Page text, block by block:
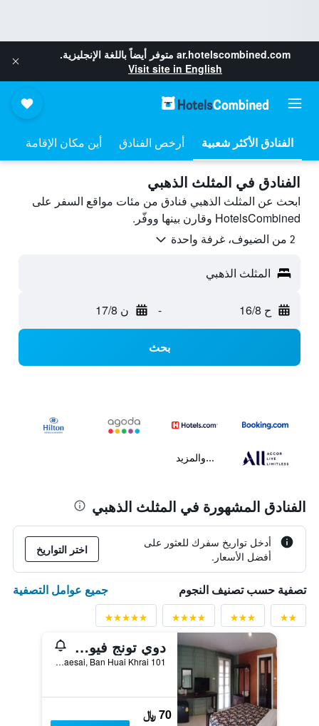
ar.hotelscombined.com متوفر أيضاً باللغة الإنجليزية.
Visit site in English
أرخص الفنادق أين مكان الإقامة
الفنادق في المثلث الذهبي
ابحث عن المثلث الذهبي فنادق من مئات مواقع السفر على
HotelsCombined وقارن بينها ووفّر.
2 من الضيوف، غرفة واحدة
المثلث الذهبي
ح 16/8 - ن 17/8
بحث
...والمزيد
الفنادق المشهورة في المثلث الذهبي
أدخل تواريخ سفرك للعثور على
أفضل الأسعار.
اختر التواريخ
تصفية حسب تصنيف النجوم جميع عوامل التصفية
دوي تونج فيو ريزورت
101 Moo 10 T.Huaykrai A.Maesai, Ban Huai Khrai, تايلاند
70 ﷼